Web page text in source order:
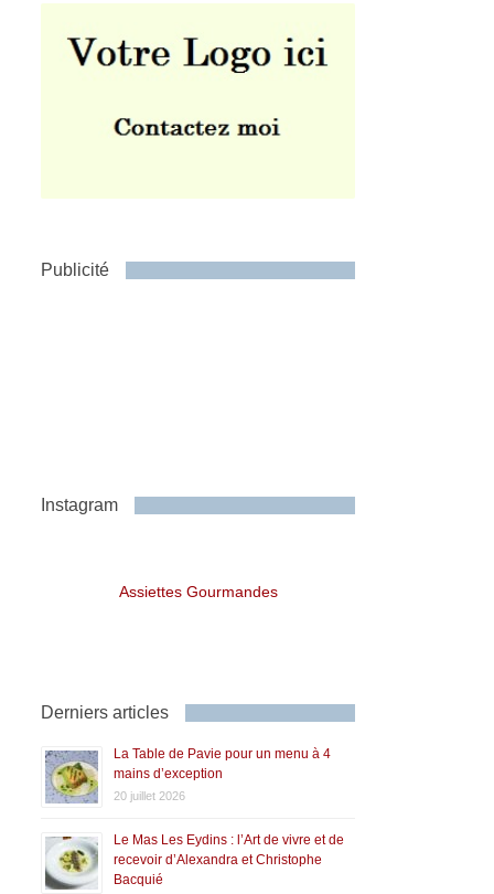
Publicité
Instagram
Assiettes Gourmandes
Derniers articles
La Table de Pavie pour un menu à 4
mains d’exception
20 juillet 2026
Le Mas Les Eydins : l’Art de vivre et de
recevoir d’Alexandra et Christophe
Bacquié